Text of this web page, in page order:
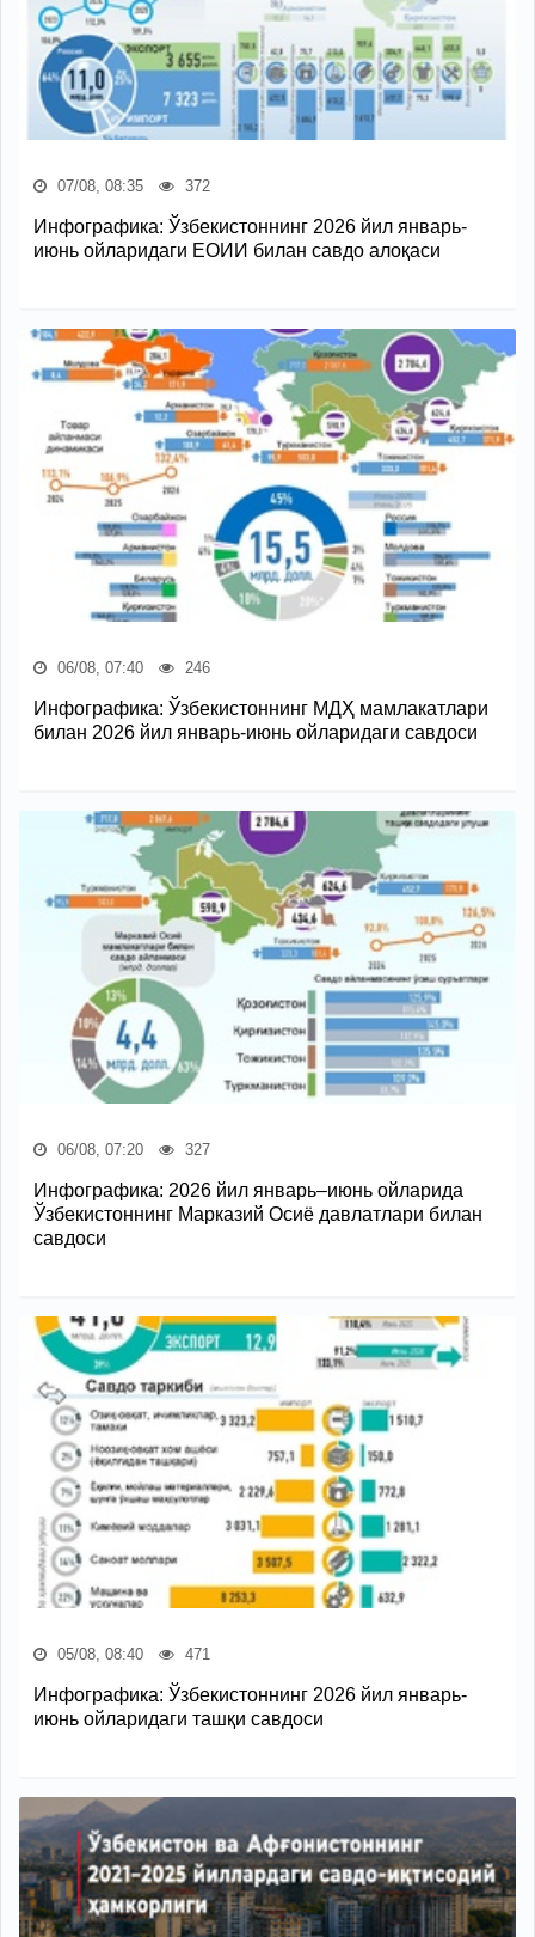
07/08, 08:35 372
Инфографика: Ўзбекистоннинг 2026 йил январь-
июнь ойларидаги ЕОИИ билан савдо алоқаси
06/08, 07:40 246
Инфографика: Ўзбекистоннинг МДҲ мамлакатлари
билан 2026 йил январь-июнь ойларидаги савдоси
06/08, 07:20 327
Инфографика: 2026 йил январь–июнь ойларида
Ўзбекистоннинг Марказий Осиё давлатлари билан
савдоси
05/08, 08:40 471
Инфографика: Ўзбекистоннинг 2026 йил январь-
июнь ойларидаги ташқи савдоси